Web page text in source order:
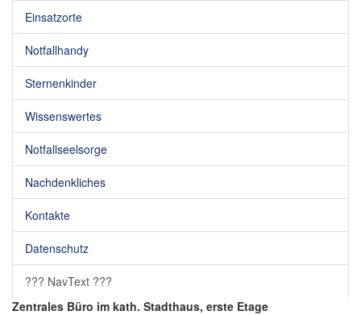
Einsatzorte
Notfallhandy
Sternenkinder
Wissenswertes
Notfallseelsorge
Nachdenkliches
Kontakte
Datenschutz
??? NavText ???
Zentrales Büro im kath. Stadthaus, erste Etage